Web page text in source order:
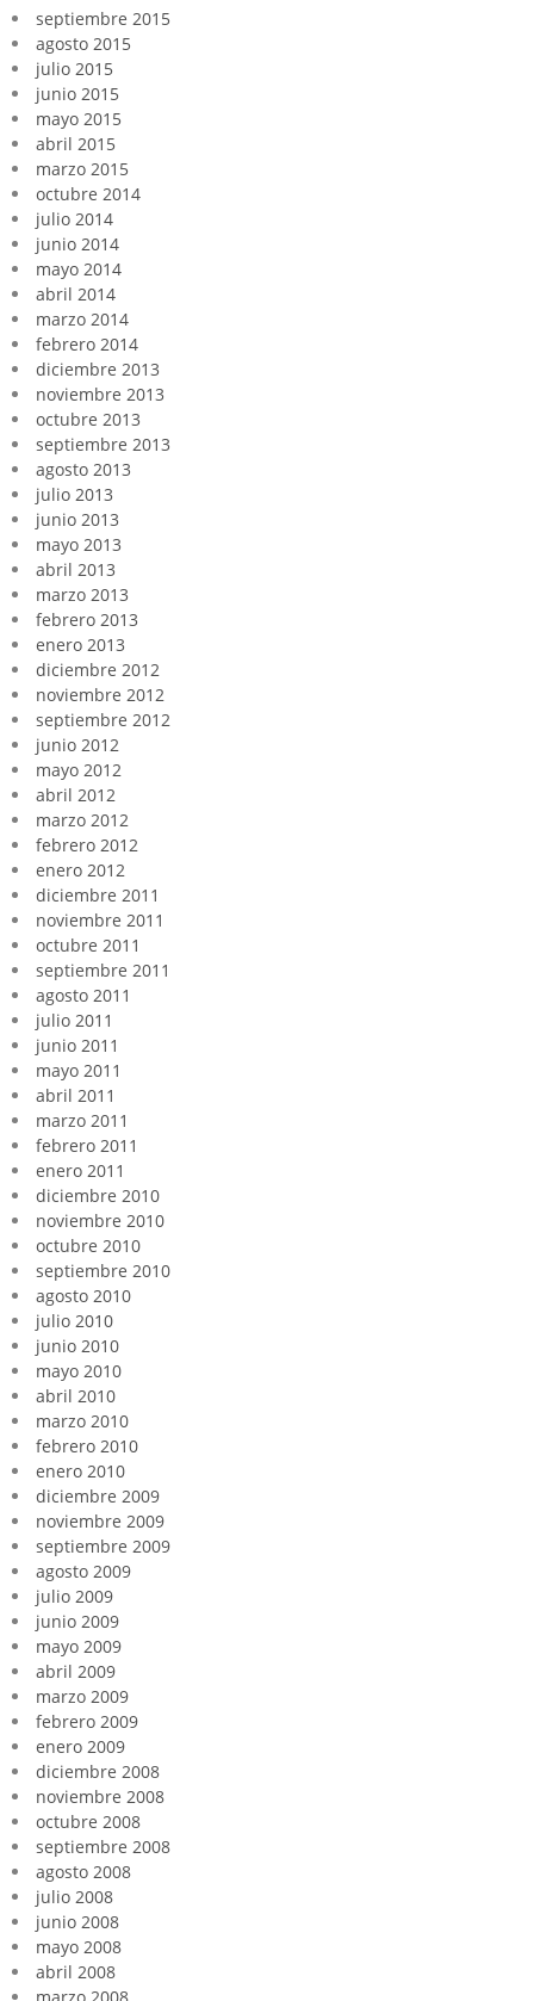
septiembre 2015
agosto 2015
julio 2015
junio 2015
mayo 2015
abril 2015
marzo 2015
octubre 2014
julio 2014
junio 2014
mayo 2014
abril 2014
marzo 2014
febrero 2014
diciembre 2013
noviembre 2013
octubre 2013
septiembre 2013
agosto 2013
julio 2013
junio 2013
mayo 2013
abril 2013
marzo 2013
febrero 2013
enero 2013
diciembre 2012
noviembre 2012
septiembre 2012
junio 2012
mayo 2012
abril 2012
marzo 2012
febrero 2012
enero 2012
diciembre 2011
noviembre 2011
octubre 2011
septiembre 2011
agosto 2011
julio 2011
junio 2011
mayo 2011
abril 2011
marzo 2011
febrero 2011
enero 2011
diciembre 2010
noviembre 2010
octubre 2010
septiembre 2010
agosto 2010
julio 2010
junio 2010
mayo 2010
abril 2010
marzo 2010
febrero 2010
enero 2010
diciembre 2009
noviembre 2009
septiembre 2009
agosto 2009
julio 2009
junio 2009
mayo 2009
abril 2009
marzo 2009
febrero 2009
enero 2009
diciembre 2008
noviembre 2008
octubre 2008
septiembre 2008
agosto 2008
julio 2008
junio 2008
mayo 2008
abril 2008